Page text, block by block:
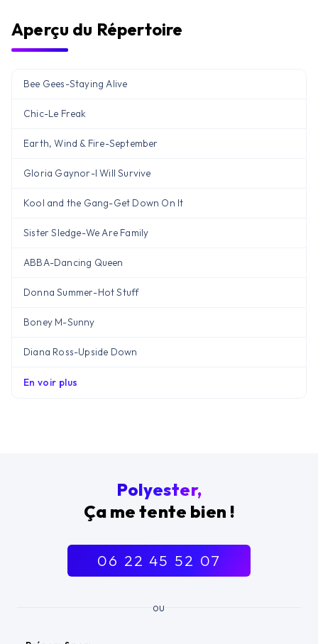
Aperçu du Répertoire
Bee Gees-Staying Alive
Chic-Le Freak
Earth, Wind & Fire-September
Gloria Gaynor-I Will Survive
Kool and the Gang-Get Down On It
Sister Sledge-We Are Family
ABBA-Dancing Queen
Donna Summer-Hot Stuff
Boney M-Sunny
Diana Ross-Upside Down
En voir plus
Polyester,
Ça me tente bien !
06 22 45 52 07
ou